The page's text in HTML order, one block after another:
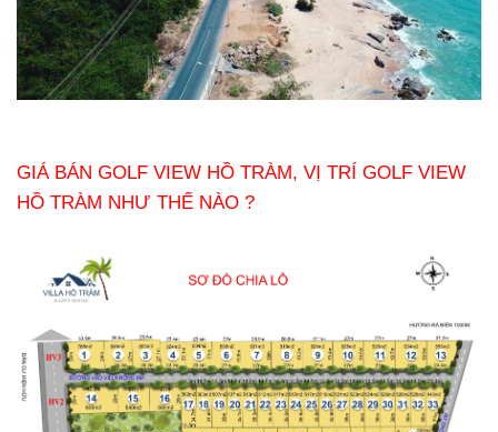
GIÁ BÁN GOLF VIEW HỒ TRÀM, VỊ TRÍ GOLF VIEW
HỒ TRÀM NHƯ THẾ NÀO ?